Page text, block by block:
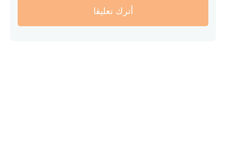
أترك تعليقا